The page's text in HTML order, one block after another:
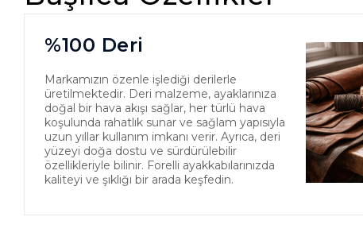
%100 Deri
Markamızın özenle işlediği derilerle
üretilmektedir. Deri malzeme, ayaklarınıza
doğal bir hava akışı sağlar, her türlü hava
koşulunda rahatlık sunar ve sağlam yapısıyla
uzun yıllar kullanım imkanı verir. Ayrıca, deri
yüzeyi doğa dostu ve sürdürülebilir
özellikleriyle bilinir. Forelli ayakkabılarınızda
kaliteyi ve şıklığı bir arada keşfedin.